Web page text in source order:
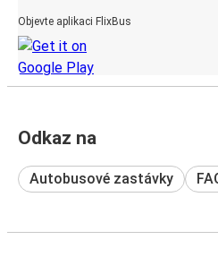
Objevte aplikaci FlixBus
Odkaz na
Autobusové zastávky